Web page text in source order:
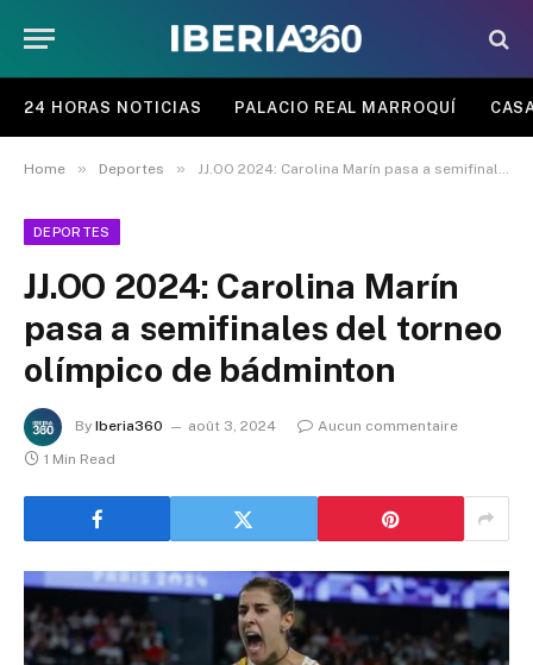
24 HORAS NOTICIAS PALACIO REAL MARROQUÍ
Home » Deportes » JJ.OO 2024: Carolina Marín pasa a semifinales del torneo olímpico de bádminton
DEPORTES
JJ.OO 2024: Carolina Marín
pasa a semifinales del torneo
olímpico de bádminton
By Iberia360 août 3, 2024
Aucun commentaire
1 Min Read